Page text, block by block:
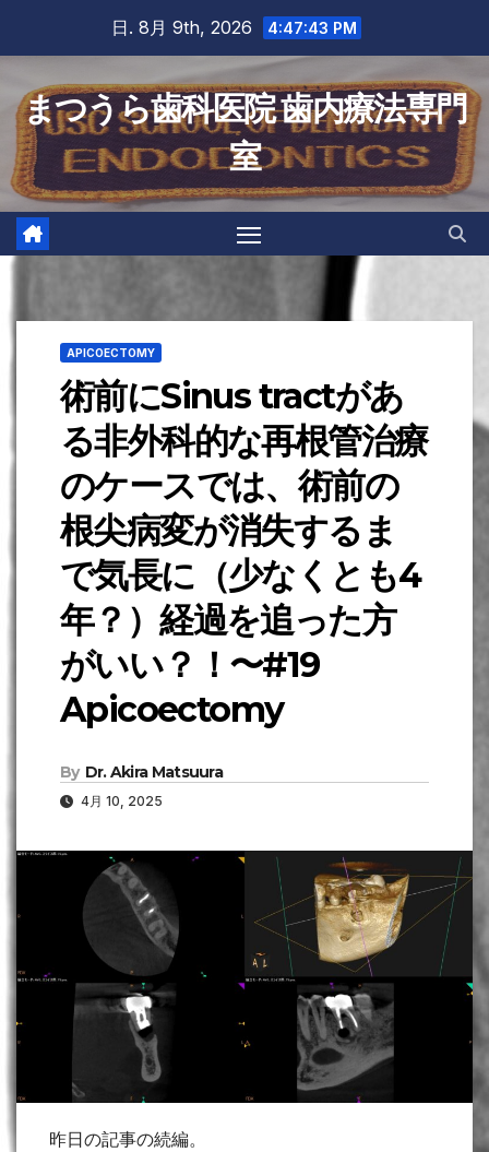
content
日. 8月 9th, 2026 4:47:44 PM
まつうら歯科医院 歯内療法専門
室
APICOECTOMY
術前にSinus tractがあ
る非外科的な再根管治療
のケースでは、術前の
根尖病変が消失するま
で気長に（少なくとも4
年？）経過を追った方
がいい？！〜#19
Apicoectomy
By Dr. Akira Matsuura
4月 10, 2025
昨日の記事の続編。